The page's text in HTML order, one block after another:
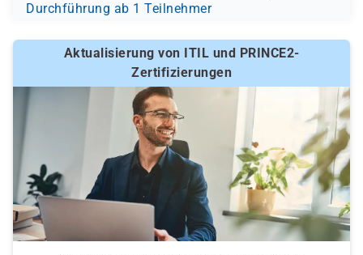
Durchführung ab 1 Teilnehmer
Aktualisierung von ITIL und PRINCE2-
Zertifizierungen